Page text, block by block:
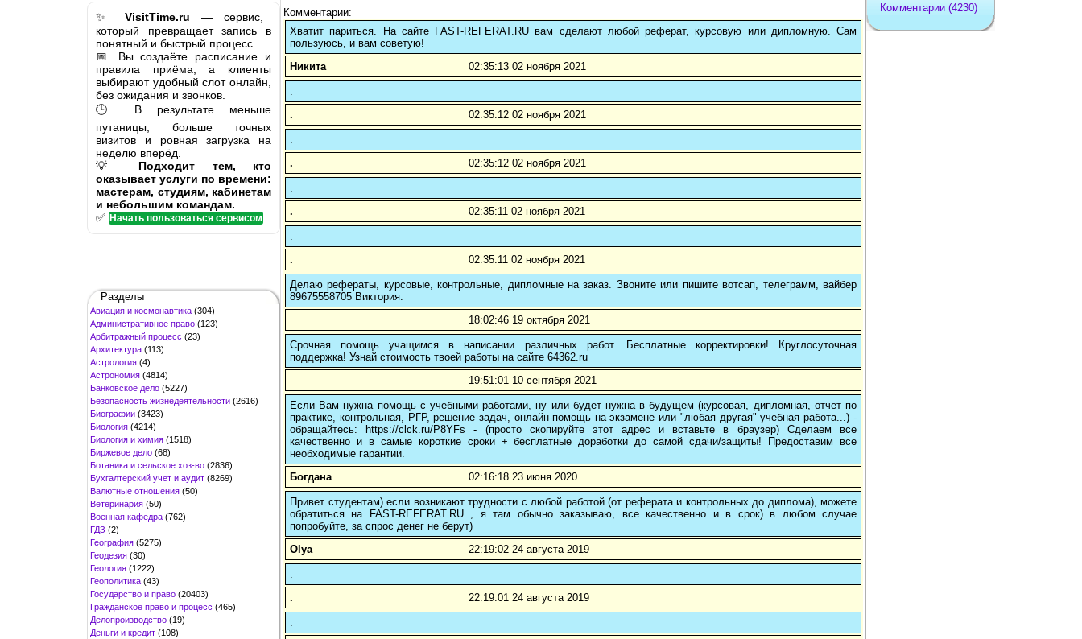
✨ VisitTime.ru — сервис,
который превращает запись в
понятный и быстрый процесс.
📅 Вы создаёте расписание и
правила приёма, а клиенты
выбирают удобный слот онлайн,
без ожидания и звонков.
🕒 В результате меньше
путаницы, больше точных
визитов и ровная загрузка на
неделю вперёд.
💡 Подходит тем, кто
оказывает услуги по времени:
мастерам, студиям, кабинетам
и небольшим командам.
✅ Начать пользоваться сервисом
Разделы
Авиация и космонавтика (304)
Административное право (123)
Арбитражный процесс (23)
Архитектура (113)
Астрология (4)
Астрономия (4814)
Банковское дело (5227)
Безопасность жизнедеятельности (2616)
Биографии (3423)
Биология (4214)
Биология и химия (1518)
Биржевое дело (68)
Ботаника и сельское хоз-во (2836)
Бухгалтерский учет и аудит (8269)
Валютные отношения (50)
Ветеринария (50)
Военная кафедра (762)
ГДЗ (2)
География (5275)
Геодезия (30)
Геология (1222)
Геополитика (43)
Государство и право (20403)
Гражданское право и процесс (465)
Делопроизводство (19)
Деньги и кредит (108)
Комментарии:
Хватит париться. На сайте FAST-REFERAT.RU вам сделают любой реферат, курсовую или дипломную. Сам
пользуюсь, и вам советую!
Никита
02:35:13 02 ноября 2021
.
.
02:35:12 02 ноября 2021
.
.
02:35:12 02 ноября 2021
.
.
02:35:11 02 ноября 2021
.
.
02:35:11 02 ноября 2021
Делаю рефераты, курсовые, контрольные, дипломные на заказ. Звоните или пишите вотсап, телеграмм, вайбер
89675558705 Виктория.
18:02:46 19 октября 2021
Срочная помощь учащимся в написании различных работ. Бесплатные корректировки! Круглосуточная
поддержка! Узнай стоимость твоей работы на сайте 64362.ru
19:51:01 10 сентября 2021
Если Вам нужна помощь с учебными работами, ну или будет нужна в будущем (курсовая, дипломная, отчет по
практике, контрольная, РГР, решение задач, онлайн-помощь на экзамене или "любая другая" учебная работа...) -
обращайтесь: https://clck.ru/P8YFs - (просто скопируйте этот адрес и вставьте в браузер) Сделаем все
качественно и в самые короткие сроки + бесплатные доработки до самой сдачи/защиты! Предоставим все
необходимые гарантии.
Богдана
02:16:18 23 июня 2020
Привет студентам) если возникают трудности с любой работой (от реферата и контрольных до диплома), можете
обратиться на FAST-REFERAT.RU , я там обычно заказываю, все качественно и в срок) в любом случае
попробуйте, за спрос денег не берут)
Olya
22:19:02 24 августа 2019
.
.
22:19:01 24 августа 2019
.
Комментарии (4230)